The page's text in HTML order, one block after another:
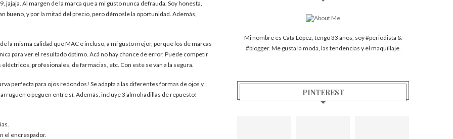
jajaja. Al margen de la marca que a mi gusto nunca defrauda. Soy honesta,
bueno, y por la mitad del precio, pero démosle la oportunidad. Además,
la misma calidad que MAC e incluso, a mi gusto mejor, porque los de marcas
para ver el resultado óptimo. Acá no hay chance de error. Puede competir
profesionales, de farmacias, etc. Con este se van a la segura.
perfecta para ojos redondos! Se adapta a las diferentes formas de ojos y
o peguen entre sí. Además, incluye 3 almohadillas de repuesto!
el encrespador.
Mi nombre es Cata López, tengo 33 años, soy #periodista &
#blogger. Me gusta la moda, las tendencias y el maquillaje.
PINTEREST